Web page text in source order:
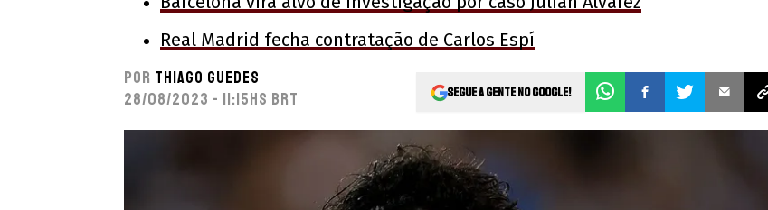
Real Madrid fecha contratação de Carlos Espí
Por Thiago Guedes
28/08/2023 - 11:15hs BRT
Segue a gente no Google!